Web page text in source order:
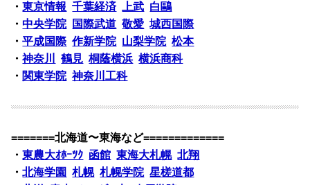
・東京情報 千葉経済 上武 白鷗
・中央学院 国際武道 敬愛 城西国際
・平成国際 作新学院 山梨学院 松本
・神奈川 鶴見 桐蔭横浜 横浜商科
・ 関東学院 神奈川工科
=======北海道〜東海など=============
・東農大ｵﾎｰﾂｸ 函館 東海大札幌 北翔
・北海学園 札幌 札幌学院 星槎道都